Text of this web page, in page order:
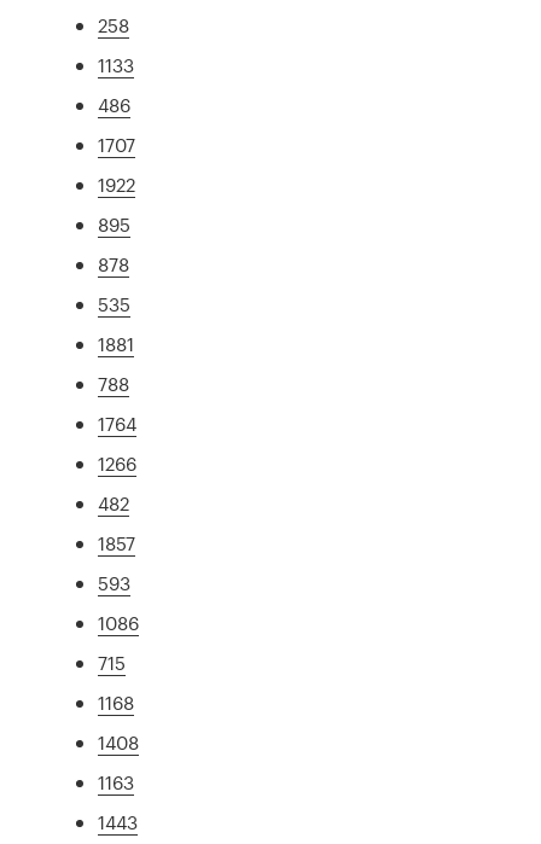
258
1133
486
1707
1922
895
878
535
1881
788
1764
1266
482
1857
593
1086
715
1168
1408
1163
1443